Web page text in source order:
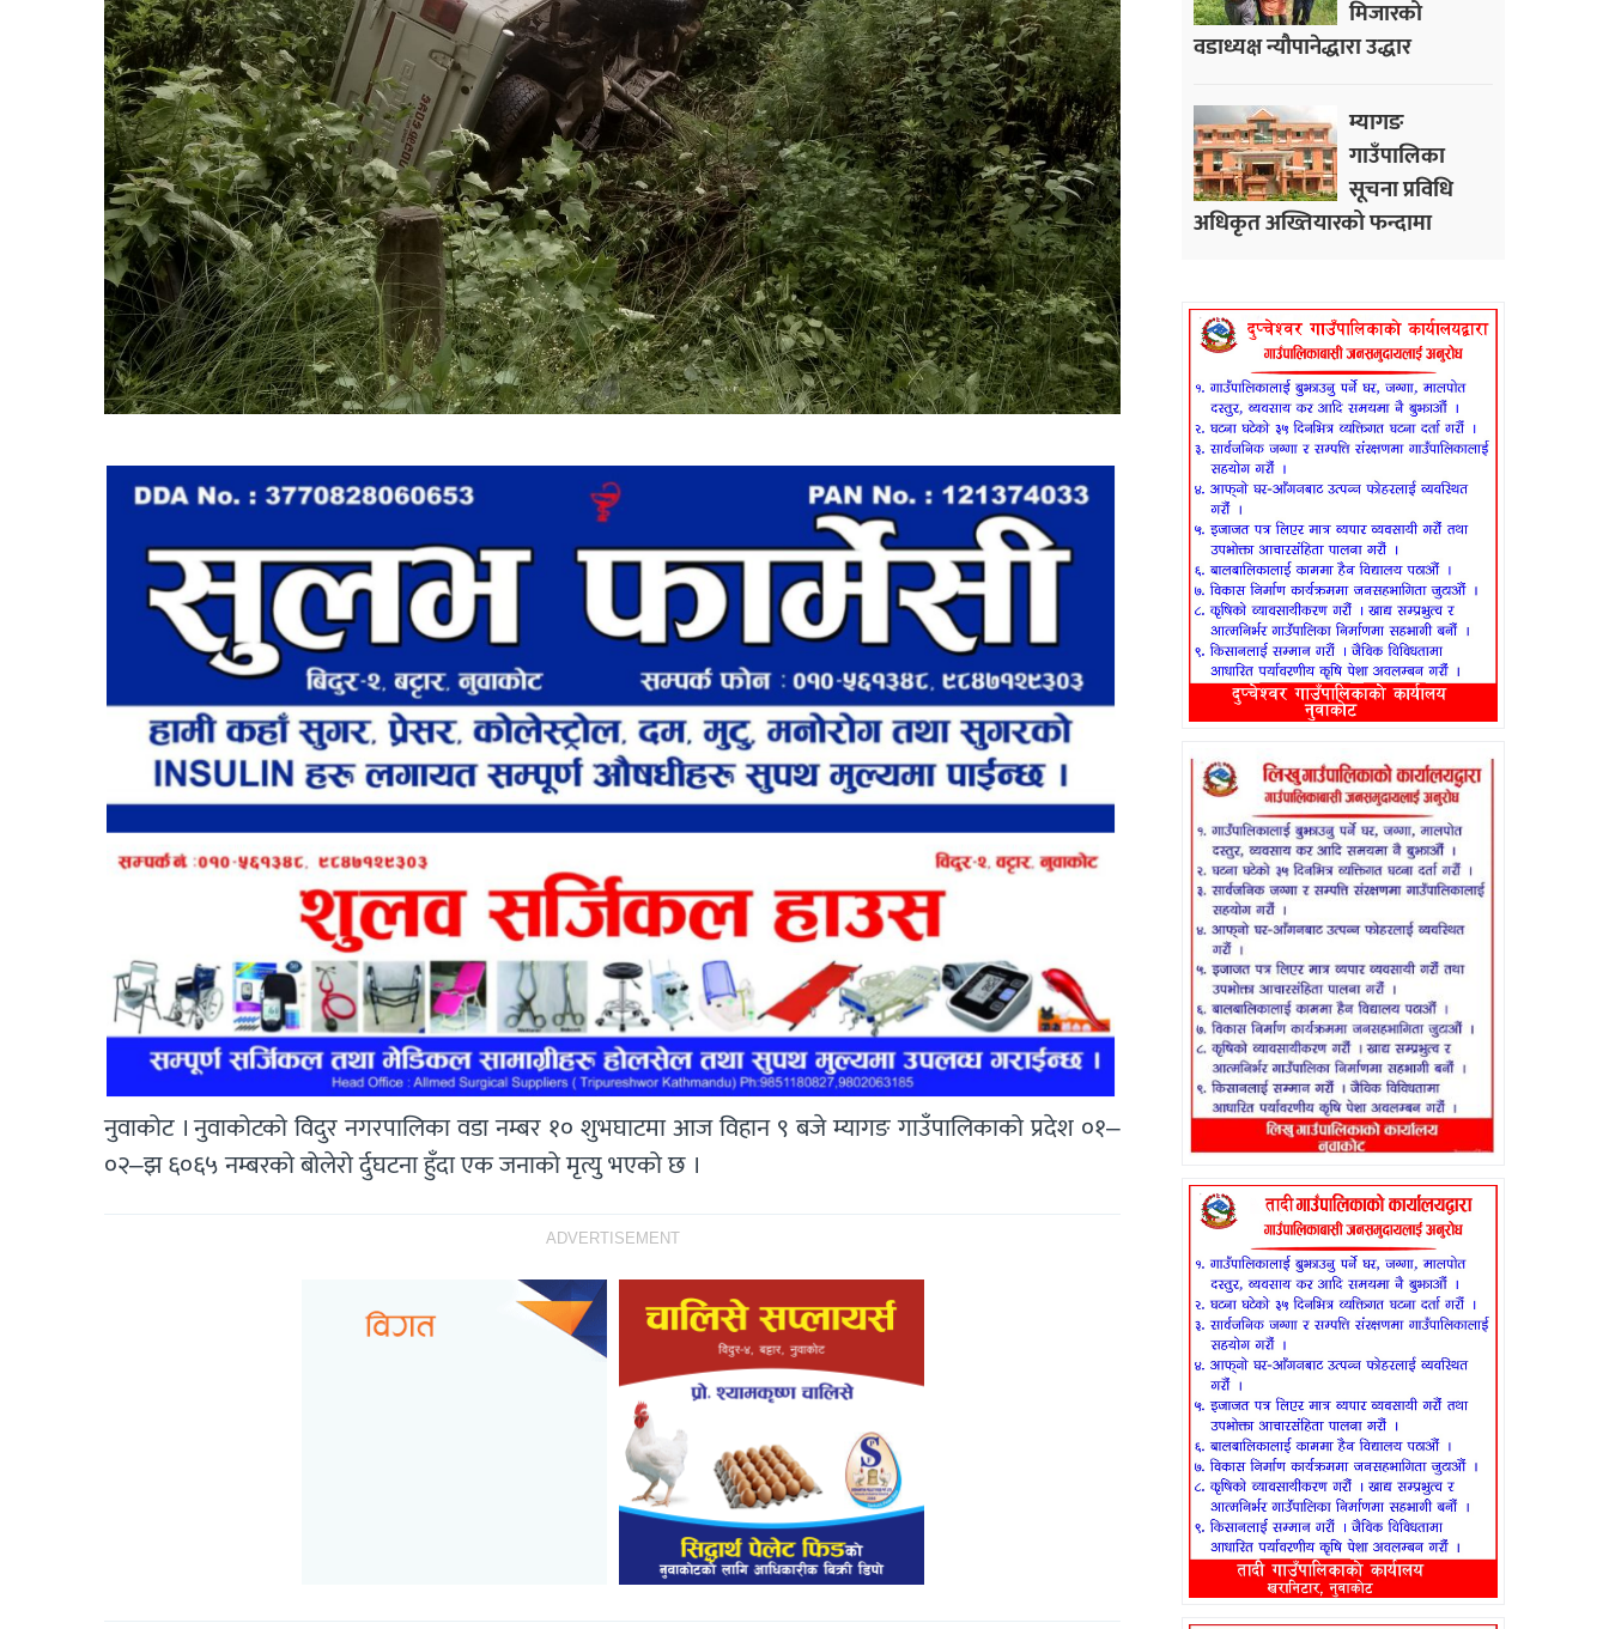
नुवाकोट । नुवाकोटको विदुर नगरपालिका वडा नम्बर १० शुभघाटमा आज विहान ९ बजे म्यागङ गाउँपालिकाको प्रदेश ०१–
०२–झ ६०६५ नम्बरको बोलेरो र्दुघटना हुँदा एक जनाको मृत्यु भएको छ ।
ADVERTISEMENT
मिजारको
वडाध्यक्ष न्यौपानेद्धारा उद्धार
म्यागङ
गाउँपालिका
सूचना प्रविधि
अधिकृत अख्तियारको फन्दामा